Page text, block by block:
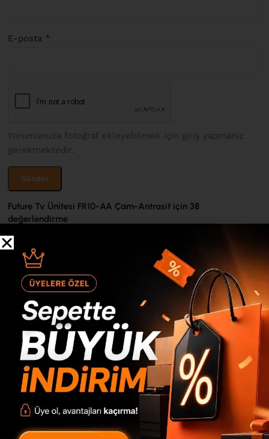
Future Tv Ünitesi FR10-AA Çam-Antrasit için 38
değerlendirme
A** G** (doğrulanmış kullanıcı) 22/11/2021
Ürün gercekten çok guzel ve kaliteli. Hasarsız bir
şekilde elime ulaşmasına ayrıca çok sevindim.
Satıcıya teşekkür ederim
0 0
**** **** (doğrulanmış kullanıcı) 08/11/2021
E-posta *
Yorumunuza fotoğraf ekleyebilmek için giriş yapmanız
gerekmektedir.